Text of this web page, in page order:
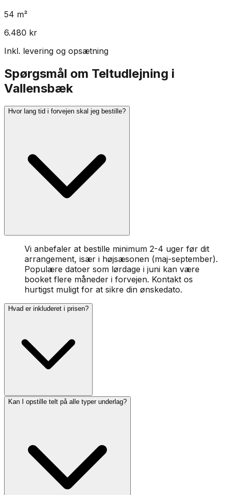
54 m²
6.480 kr
Inkl. levering og opsætning
Spørgsmål om Teltudlejning i
Vallensbæk
Hvor lang tid i forvejen skal jeg bestille?
Vi anbefaler at bestille minimum 2-4 uger før dit
arrangement, især i højsæsonen (maj-september).
Populære datoer som lørdage i juni kan være
booket flere måneder i forvejen. Kontakt os
hurtigst muligt for at sikre din ønskedato.
Hvad er inkluderet i prisen?
Kan I opstille telt på alle typer underlag?